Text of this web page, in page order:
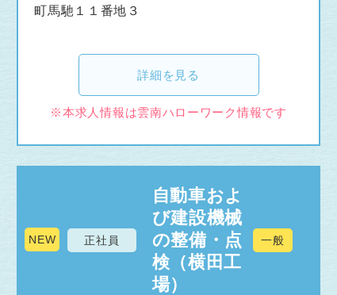
町馬馳１１番地３
詳細を見る
※本求人情報は雲南ハローワーク情報です
NEW 正社員
自動車およ
び建設機械
の整備・点
検（横田工
場）
一般